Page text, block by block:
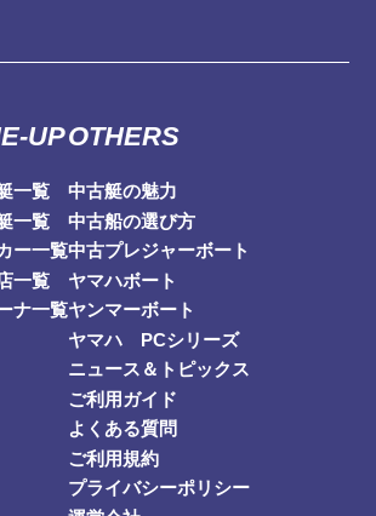
UP
一覧
一覧
ー一覧
一覧
ナ一覧
OTHERS
中古艇の魅力
中古船の選び方
中古プレジャーボート
ヤマハボート
ヤンマーボート
ヤマハ PCシリーズ
ニュース＆トピックス
ご利用ガイド
よくある質問
ご利用規約
プライバシーポリシー